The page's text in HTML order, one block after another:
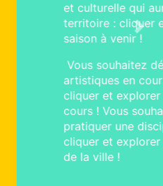
lieu sur le
explorer sur la
les projets
de réalisations :
la saison en
visiter un lieu et
en particulier :
les lieux culturels
Next